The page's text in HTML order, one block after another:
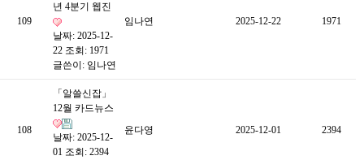
109
년 4분기 웹진
날짜: 2025-12-
22 조회: 1971
글쓴이: 임나연
임나연 2025-12-22 1971
108
「알쓸신잡」
12월 카드뉴스
날짜: 2025-12-
01 조회: 2394
윤다영 2025-12-01 2394